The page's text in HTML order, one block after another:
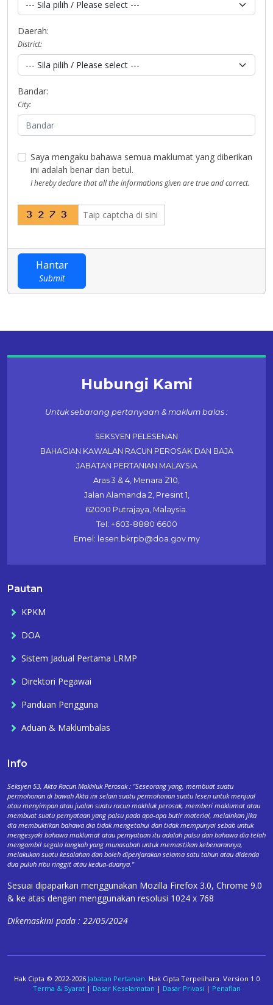
Daerah:
District:
Bandar:
City:
Saya mengaku bahawa semua maklumat yang diberikan
ini adalah benar dan betul.
I hereby declare that all the informations given are true and correct.
Hantar
Submit
Hubungi Kami
Untuk sebarang pertanyaan & maklum balas :
SEKSYEN PELESENAN
BAHAGIAN KAWALAN RACUN PEROSAK DAN BAJA
JABATAN PERTANIAN MALAYSIA
Aras 3 & 4, Menara Z10,
Jalan Alamanda 2, Presint 1,
62000 Putrajaya, Malaysia.
Tel: +603-8880 6600
Emel: lesen.bkrpb@doa.gov.my
Pautan
KPKM
DOA
Sistem Jadual Pertama LRMP
Direktori Pegawai
Panduan Pengguna
Aduan & Maklumbalas
Info
Seksyen 53, Akta Racun Makhluk Perosak : "Seseorang yang, membuat suatu
permohonan di bawah Akta ini selain suatu permohonan suatu lesen untuk menjual
atau menyimpan atau jualan suatu racun makhluk perosak, memberi maklumat atau
membuat suatu pernyataan yang palsu pada apa-apa butir material, melainkan jika
dia membuktikan bahawa dia tidak mengetahui dan tidak mempunyai sebab untuk
mengesyaki bahawa maklumat atau pernyataan itu adalah palsu dan bahawa dia telah
mengambil segala langkah yang munasabah untuk memastikan kebenarannya,
melakukan suatu kesalahan dan boleh dipenjarakan selama satu tahun atau didenda
dua puluh ribu ringgit atau kedua-duanya."
Sesuai dipaparkan menggunakan Mozilla Firefox 3.0, Chrome 9.0
& ke atas dengan menggunakan resolusi 1024 x 768
Dikemaskini pada : 22/05/2024
Hak Cipta © 2022-2026 Jabatan Pertanian. Hak Cipta Terpelihara. Version 1.0
Terma & Syarat| Dasar Keselamatan | Dasar Privasi | Penafian